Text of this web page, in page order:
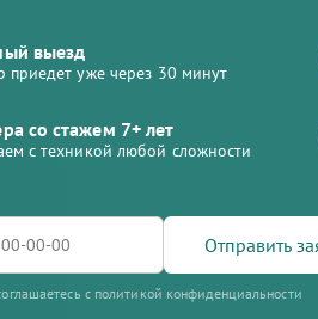
выезд
приедет уже через 30 минут
со стажем 7+ лет
с техникой любой сложности
Отправить
с политикой конфиденциальности